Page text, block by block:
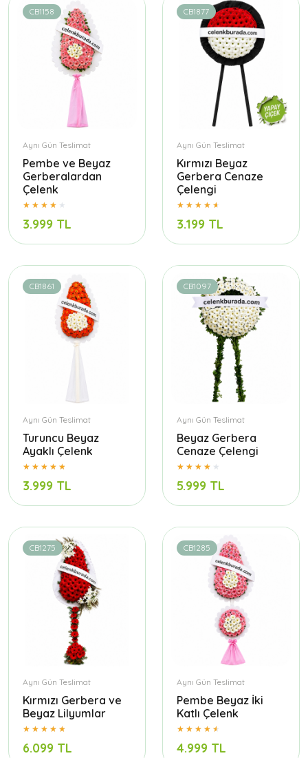
CB1158
Aynı Gün Teslimat
Pembe ve Beyaz
Gerberalardan
Çelenk
3.999 TL
CB1877
Aynı Gün Teslimat
Kırmızı Beyaz
Gerbera Cenaze
Çelengi
3.199 TL
CB1861
Aynı Gün Teslimat
Turuncu Beyaz
Ayaklı Çelenk
3.999 TL
CB1097
Aynı Gün Teslimat
Beyaz Gerbera
Cenaze Çelengi
5.999 TL
CB1275
Aynı Gün Teslimat
Kırmızı Gerbera ve
Beyaz Lilyumlar
6.099 TL
CB1285
Aynı Gün Teslimat
Pembe Beyaz İki
Katlı Çelenk
4.999 TL